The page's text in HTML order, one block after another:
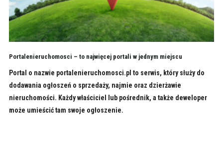
Portalenieruchomosci – to najwięcej portali w jednym miejscu
Portal o nazwie portalenieruchomosci.pl to serwis, który służy do
dodawania ogłoszeń o sprzedaży, najmie oraz dzierżawie
nieruchomości. Każdy właściciel lub pośrednik, a także deweloper
może umieścić tam swoje ogłoszenie.